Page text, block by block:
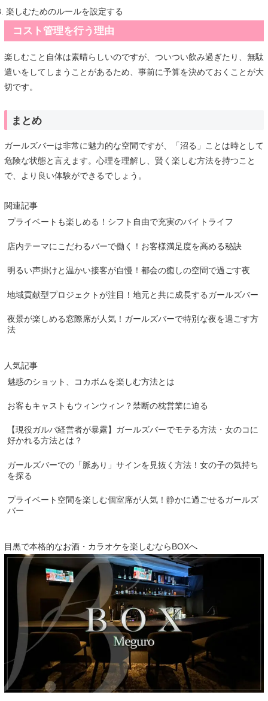
楽しむためのルールを設定する
コスト管理を行う理由
楽しむこと自体は素晴らしいのですが、ついつい飲み過ぎたり、無駄
遣いをしてしまうことがあるため、事前に予算を決めておくことが大
切です。
まとめ
ガールズバーは非常に魅力的な空間ですが、「沼る」ことは時として
危険な状態と言えます。心理を理解し、賢く楽しむ方法を持つこと
で、より良い体験ができるでしょう。
関連記事
プライベートも楽しめる！シフト自由で充実のバイトライフ
店内テーマにこだわるバーで働く！お客様満足度を高める秘訣
明るい声掛けと温かい接客が自慢！都会の癒しの空間で過ごす夜
地域貢献型プロジェクトが注目！地元と共に成長するガールズバー
夜景が楽しめる窓際席が人気！ガールズバーで特別な夜を過ごす方
法
人気記事
魅惑のショット、コカボムを楽しむ方法とは
お客もキャストもウィンウィン？禁断の枕営業に迫る
【現役ガルバ経営者が暴露】ガールズバーでモテる方法・女のコに
好かれる方法とは？
ガールズバーでの「脈あり」サインを見抜く方法！女の子の気持ち
を探る
プライベート空間を楽しむ個室席が人気！静かに過ごせるガールズ
バー
目黒で本格的なお酒・カラオケを楽しむならBOXへ